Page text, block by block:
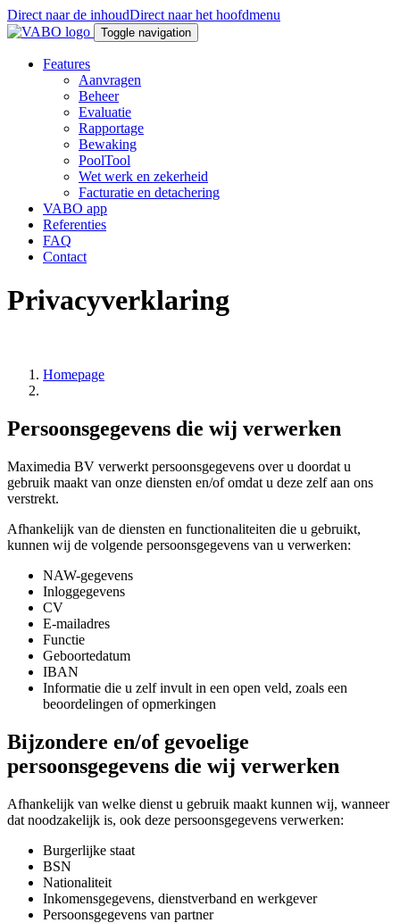
Direct naar de inhoudDirect naar het hoofdmenu
Toggle navigation
Features
Aanvragen
Beheer
Evaluatie
Rapportage
Bewaking
PoolTool
Wet werk en zekerheid
Facturatie en detachering
VABO app
Referenties
FAQ
Contact
Privacyverklaring
Homepage
Persoonsgegevens die wij verwerken
Maximedia BV verwerkt persoonsgegevens over u doordat u
gebruik maakt van onze diensten en/of omdat u deze zelf aan ons
verstrekt.
Afhankelijk van de diensten en functionaliteiten die u gebruikt,
kunnen wij de volgende persoonsgegevens van u verwerken:
NAW-gegevens
Inloggegevens
CV
E-mailadres
Functie
Geboortedatum
IBAN
Informatie die u zelf invult in een open veld, zoals een
beoordelingen of opmerkingen
Bijzondere en/of gevoelige
persoonsgegevens die wij verwerken
Afhankelijk van welke dienst u gebruik maakt kunnen wij, wanneer
dat noodzakelijk is, ook deze persoonsgegevens verwerken:
Burgerlijke staat
BSN
Nationaliteit
Inkomensgegevens, dienstverband en werkgever
Persoonsgegevens van partner